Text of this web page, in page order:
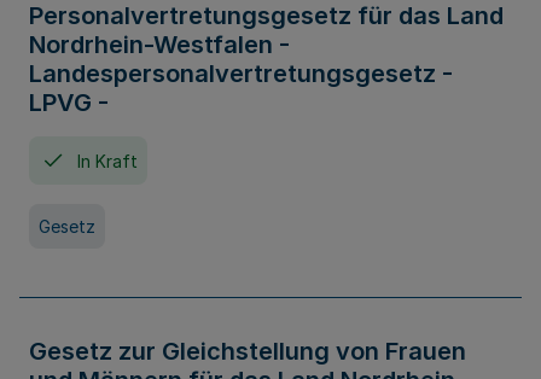
Personalvertretungsgesetz für das Land
Nordrhein-Westfalen -
Landespersonalvertretungsgesetz -
LPVG -
In Kraft
Gesetz
Gesetz zur Gleichstellung von Frauen